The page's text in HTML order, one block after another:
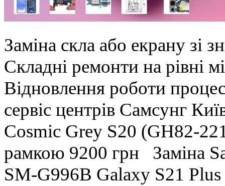
Заміна скла або екрану
Складні ремонти на рівні
Відновлення роботи
сервіс центрів Самсунг
Cosmic Grey S20 (GH82-
рамкою 9200 грн Заміна
SM-G996B Galaxy S21